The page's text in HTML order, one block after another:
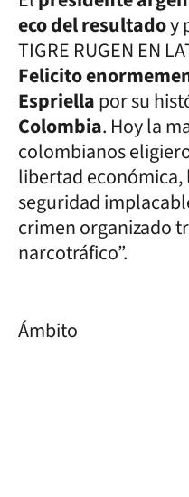
eco del resultadoy
TIGRE RUGEN EN
Felicito
Espriellapor su
Colombia. Hoy la
colombianos
libertad
seguridad
crimen organizado
narcotráfico”.
Ámbito